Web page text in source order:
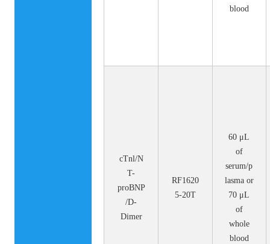
blood
cTnl/N
T-
proBNP
/D-
Dimer
RF1620
5-20T
60 μL
of
serum/p
lasma or
70 μL
of
whole
blood